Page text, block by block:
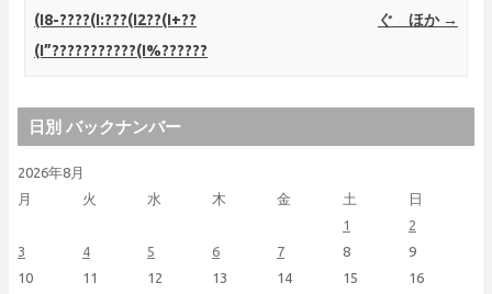
(I8-????(I:???(I2??(I+??
(I”???????????(I%??????
ぐ ほか →
日別 バックナンバー
2026年8月
月
火 水 木 金 土 日
1
2
3
4 5 6 7 8
9
10
11 12 13 14 15
16